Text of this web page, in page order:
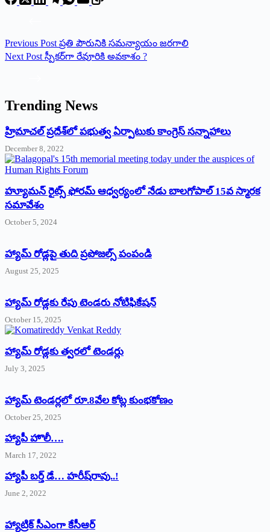
Previous Post ప్రతి పౌరునికి సమన్యాయం జరగాలి
Next Post స్పీకర్‌గా రేవూరికి అవకాశం ?
Trending News
‌హ్రిమాచల్‌ ‌ప్రదేశ్‌లో పభుత్వ ఏర్పాటుకు కాంగ్రెస్‌ ‌సన్నాహాలు
December 8, 2022
హ్యూమన్‌ రైట్స్‌ ఫోరమ్‌ ఆధ్వర్యంలో నేడు బాలగోపాల్‌ 15వ స్మారక
సమావేశం
October 5, 2024
హ్యామ్‌ రోడ్లపై తుది ప్రపోజల్స్‌ పంపండి
August 25, 2025
హ్యామ్‌ రోడ్లకు రేపు టెండరు నోటిఫికేషన్‌
October 15, 2025
హ్యామ్‌ రోడ్లకు త్వరలో టెండర్లు
July 3, 2025
హ్యామ్‌ ‌టెండర్లలో రూ.8వేల కోట్ల కుంభకోణం
October 25, 2025
హ్యాపీ హొలీ….
March 17, 2022
హ్యాపీ బర్త్ ‌డే… హరీష్‌రావు..!
June 2, 2022
హ్యాట్రిక్‌ ‌సీఎంగా కేసీఆర్‌